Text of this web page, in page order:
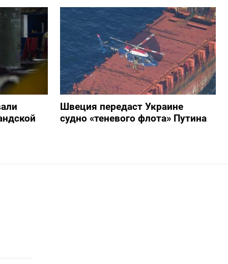
Швеция передаст Украине
судно «теневого флота» Путина